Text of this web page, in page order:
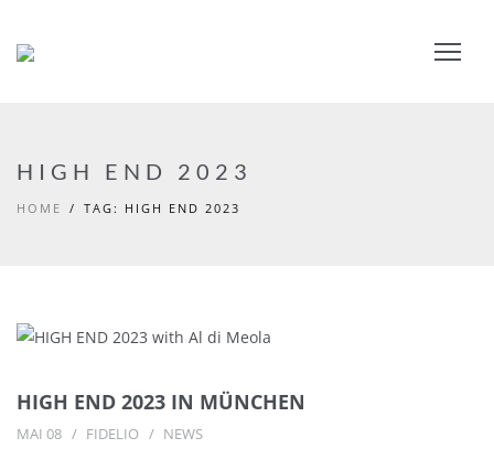
HIGH END 2023
HOME TAG: HIGH END 2023
HIGH END 2023 IN MÜNCHEN
MAI 08 FIDELIO NEWS